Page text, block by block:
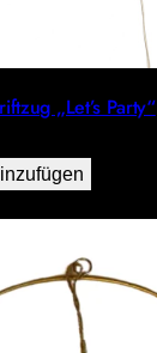
„Let’s Party“